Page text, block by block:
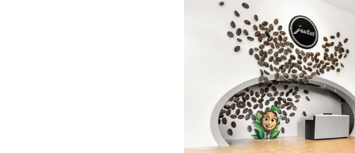
erfahren